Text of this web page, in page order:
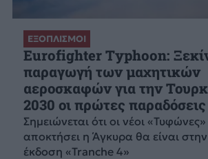
ΕΞΟΠΛΙΣΜΟΙ
Eurofighter Typhoon:
παραγωγή των μαχητικών
αεροσκαφών για την
2030 οι πρώτες παραδόσεις
Σημειώνεται ότι οι νέοι
αποκτήσει η Άγκυρα θα είναι
έκδοση «Tranche 4»